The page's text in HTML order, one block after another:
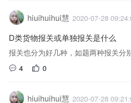
hiuihuihui慧 2020-07-28
D类货物报关或单独报关是什么
报关也分为好几种，如题两种报关分
4
0
hiuihuihui慧 2020-07-28